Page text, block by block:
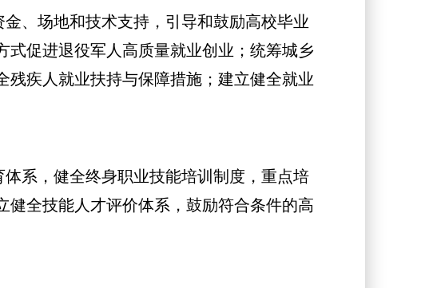
、场地和技术支持，引导和鼓励高校毕业
式促进退役军人高质量就业创业；统筹城乡
疾人就业扶持与保障措施；建立健全就业
系，健全终身职业技能培训制度，重点培
全技能人才评价体系，鼓励符合条件的高